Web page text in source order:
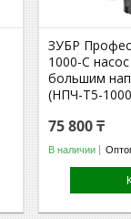
ЗУБР
1000-С
большим
(НПЧ-Т5-
75 800 ₸
В наличии